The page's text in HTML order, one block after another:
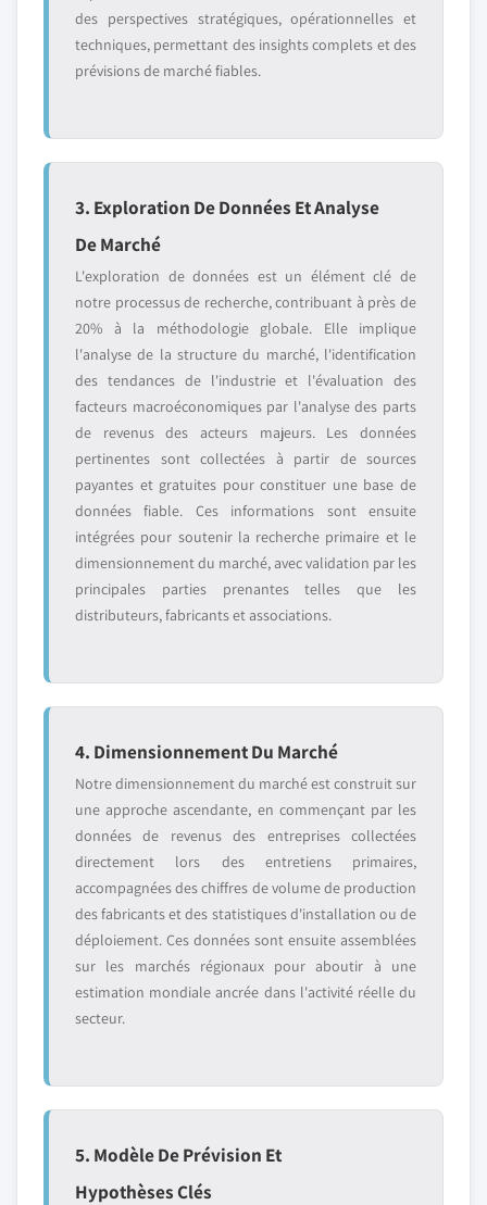
des perspectives stratégiques, opérationnelles et
techniques, permettant des insights complets et des
prévisions de marché fiables.
3. Exploration De Données Et Analyse
De Marché
L'exploration de données est un élément clé de
notre processus de recherche, contribuant à près de
20% à la méthodologie globale. Elle implique
l'analyse de la structure du marché, l'identification
des tendances de l'industrie et l'évaluation des
facteurs macroéconomiques par l'analyse des parts
de revenus des acteurs majeurs. Les données
pertinentes sont collectées à partir de sources
payantes et gratuites pour constituer une base de
données fiable. Ces informations sont ensuite
intégrées pour soutenir la recherche primaire et le
dimensionnement du marché, avec validation par les
principales parties prenantes telles que les
distributeurs, fabricants et associations.
4. Dimensionnement Du Marché
Notre dimensionnement du marché est construit sur
une approche ascendante, en commençant par les
données de revenus des entreprises collectées
directement lors des entretiens primaires,
accompagnées des chiffres de volume de production
des fabricants et des statistiques d'installation ou de
déploiement. Ces données sont ensuite assemblées
sur les marchés régionaux pour aboutir à une
estimation mondiale ancrée dans l'activité réelle du
secteur.
5. Modèle De Prévision Et
Hypothèses Clés